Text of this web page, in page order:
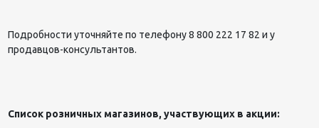
Подробности уточняйте по телефону 8 800 222 17 82 и у
продавцов-консультантов.
Список розничных магазинов, участвующих в акции: